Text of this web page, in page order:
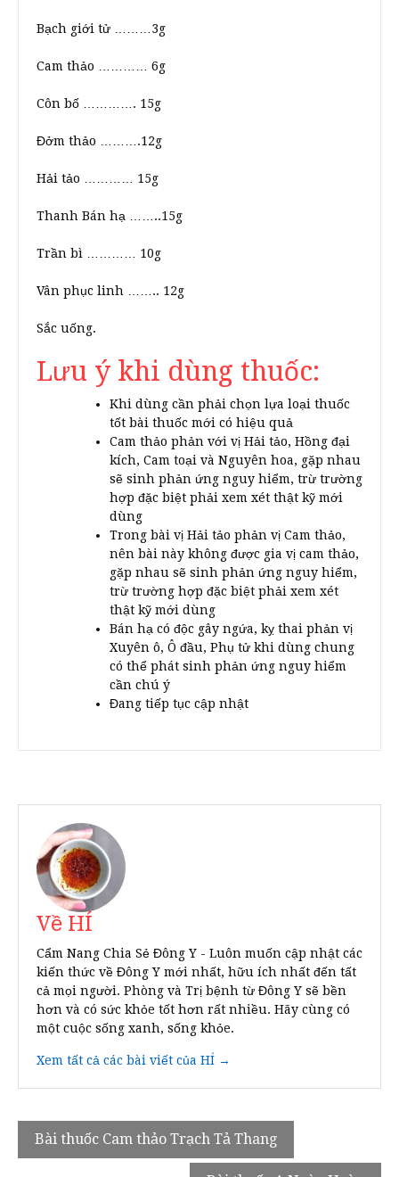
Bạch giới tử ………3g
Cam thảo ………… 6g
Côn bố …………. 15g
Đởm thảo ……….12g
Hải tảo ………… 15g
Thanh Bán hạ ……..15g
Trần bì ………… 10g
Vân phục linh …….. 12g
Sắc uống.
Lưu ý khi dùng thuốc:
Khi dùng cần phải chọn lựa loại thuốc
tốt bài thuốc mới có hiệu quả
Cam thảo phản với vị Hải tảo, Hồng đại
kích, Cam toại và Nguyên hoa, gặp nhau
sẽ sinh phản ứng nguy hiểm, trừ trường
hợp đặc biệt phải xem xét thật kỹ mới
dùng
Trong bài vị Hải tảo phản vị Cam thảo,
nên bài này không được gia vị cam thảo,
gặp nhau sẽ sinh phản ứng nguy hiểm,
trừ trường hợp đặc biệt phải xem xét
thật kỹ mới dùng
Bán hạ có độc gây ngứa, kỵ thai phản vị
Xuyên ô, Ô đầu, Phụ tử khi dùng chung
có thể phát sinh phản ứng nguy hiểm
cần chú ý
Đang tiếp tục cập nhật
Về HÍ
Cẩm Nang Chia Sẻ Đông Y - Luôn muốn cập nhật các
kiến thức về Đông Y mới nhất, hữu ích nhất đến tất
cả mọi người. Phòng và Trị bệnh từ Đông Y sẽ bền
hơn và có sức khỏe tốt hơn rất nhiều. Hãy cùng có
một cuộc sống xanh, sống khỏe.
Xem tất cả các bài viết của HÍ →
Điều
hướng
Bài thuốc Cam thảo Trạch Tả Thang